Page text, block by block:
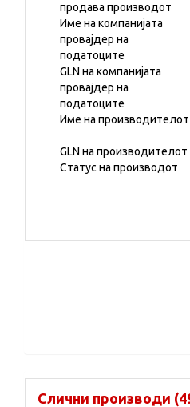
продава производот
Име на компанијата
провајдер на
податоците
GLN на компанијата
провајдер на
податоците
Име на производителот
GLN на производителот
Статус на производот
Слични производи